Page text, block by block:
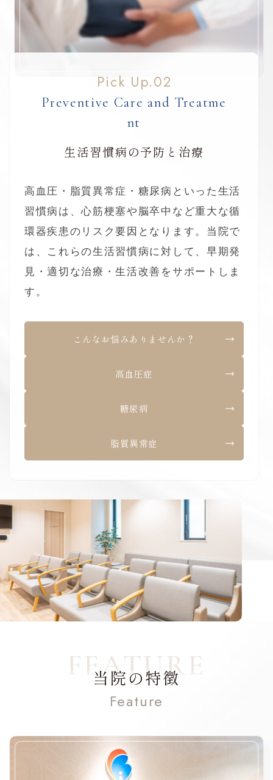
Pick Up.02
Preventive Care and Treatme
nt
生活習慣病の予防と治療
高血圧・脂質異常症・糖尿病といった生活
習慣病は、心筋梗塞や脳卒中など重大な循
環器疾患のリスク要因となります。当院で
は、これらの生活習慣病に対して、早期発
見・適切な治療・生活改善をサポートしま
す。
こんなお悩みありませんか？
高血圧症
糖尿病
脂質異常症
当院の特徴
Feature